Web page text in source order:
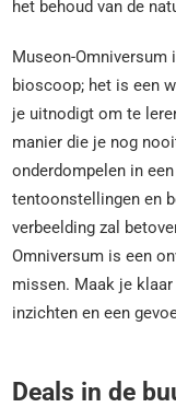
het behoud van de
Museon-Omniversum
bioscoop; het is een
je uitnodigt om te
manier die je nog
onderdompelen in
tentoonstellingen en
verbeelding zal
Omniversum is een
missen. Maak je
inzichten en een
Deals in de